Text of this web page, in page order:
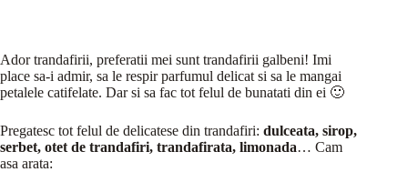
Ador trandafirii, preferatii mei sunt trandafirii galbeni! Imi
place sa-i admir, sa le respir parfumul delicat si sa le mangai
petalele catifelate. Dar si sa fac tot felul de bunatati din ei 🙂
Pregatesc tot felul de delicatese din trandafiri: dulceata, sirop,
serbet, otet de trandafiri, trandafirata, limonada… Cam
asa arata: